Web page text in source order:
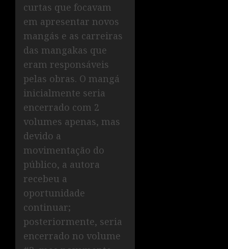
curtas que focavam
em apresentar novos
mangás e as carreiras
das mangakas que
eram responsáveis
pelas obras. O mangá
inicialmente seria
encerrado com 2
volumes apenas, mas
devido a
movimentação do
público, a autora
recebeu a
oportunidade
continuar;
posteriormente, seria
encerrado no volume